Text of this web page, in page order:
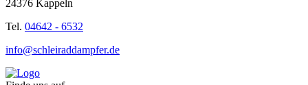
24376 Kappeln
Tel. 04642 - 6532
info@schleiraddampfer.de